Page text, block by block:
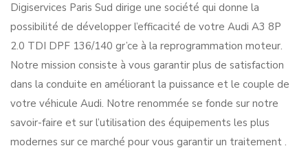
Digiservices Paris Sud dirige une société qui donne la
possibilité de développer l’efficacité de votre Audi A3 8P
2.0 TDI DPF 136/140 gr’ce à la reprogrammation moteur.
Notre mission consiste à vous garantir plus de satisfaction
dans la conduite en améliorant la puissance et le couple de
votre véhicule Audi. Notre renommée se fonde sur notre
savoir-faire et sur l’utilisation des équipements les plus
modernes sur ce marché pour vous garantir un traitement .